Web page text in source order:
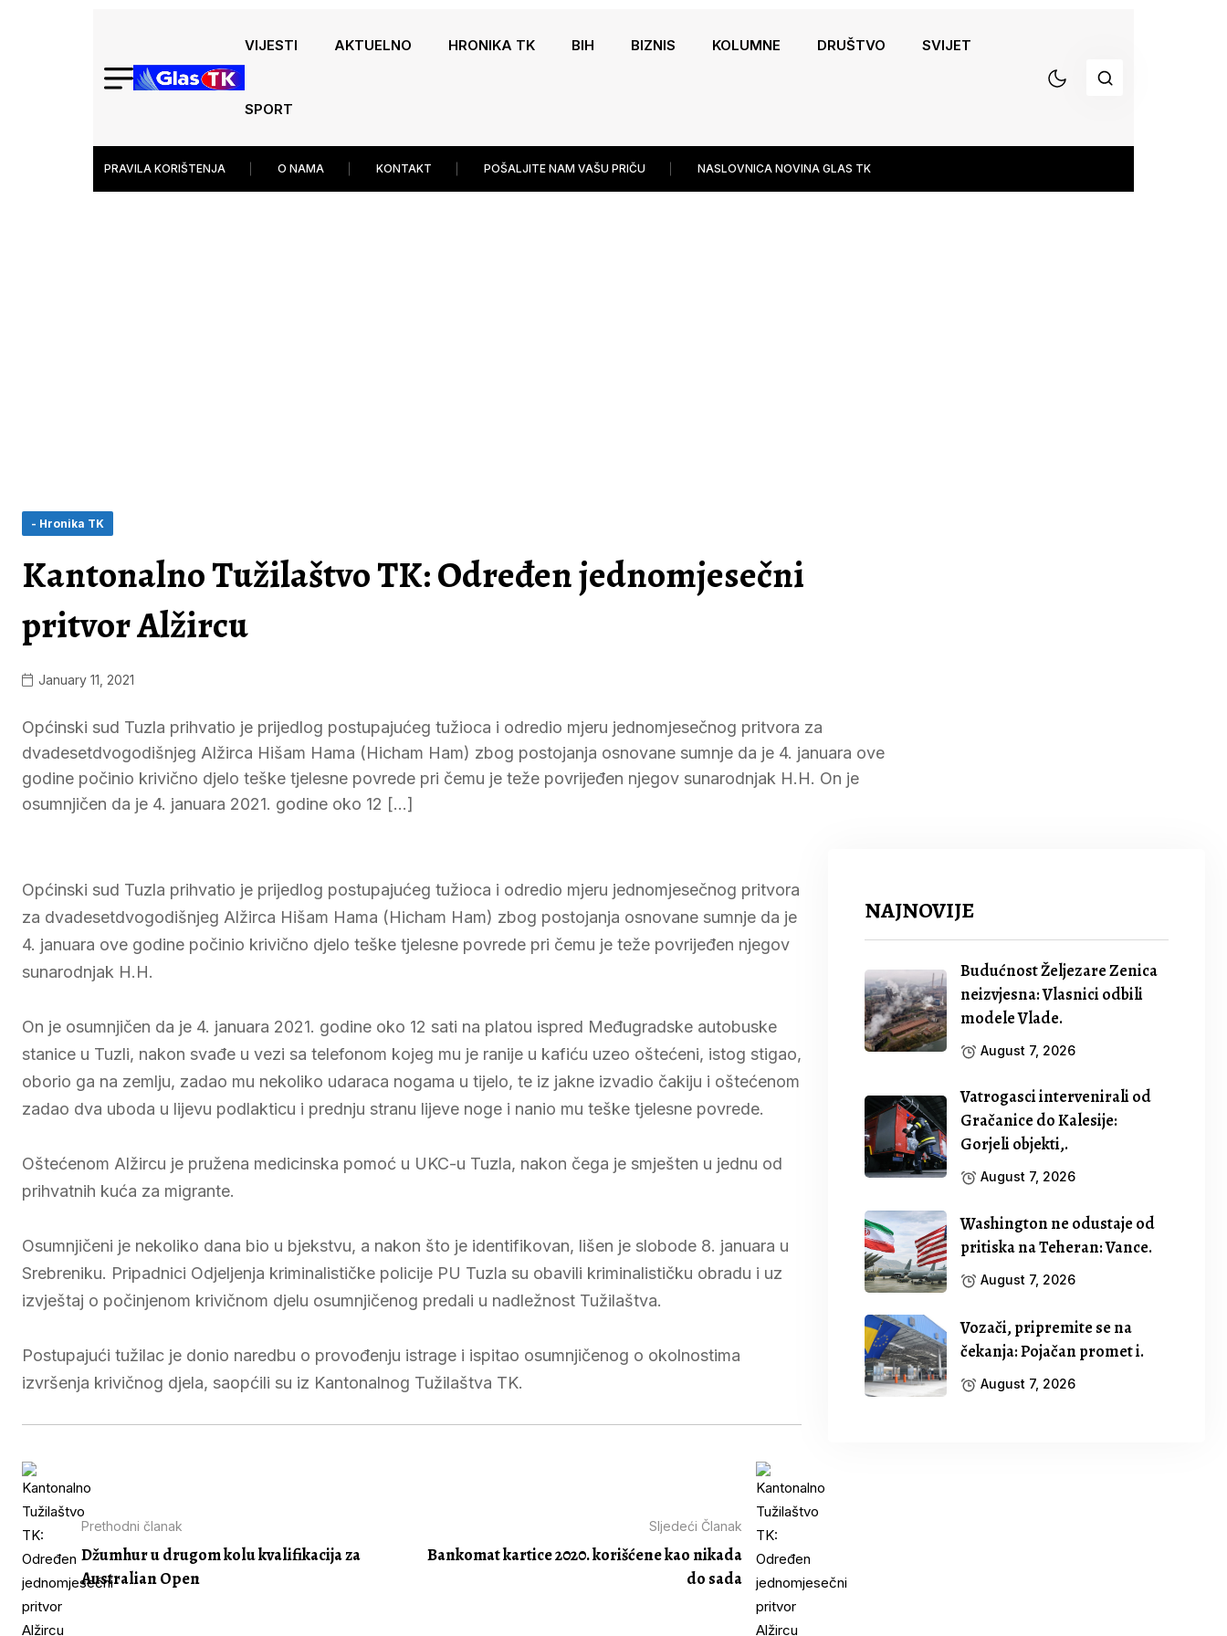
VIJESTI AKTUELNO HRONIKA TK BIH BIZNIS KOLUMNE DRUŠTVO SVIJET
SPORT
PRAVILA KORIŠTENJA O NAMA KONTAKT POŠALJITE NAM VAŠU PRIČU NASLOVNICA NOVINA GLAS TK
- Hronika TK
Kantonalno Tužilaštvo TK: Određen jednomjesečni
pritvor Alžircu
January 11, 2021
Općinski sud Tuzla prihvatio je prijedlog postupajućeg tužioca i odredio mjeru jednomjesečnog pritvora za
dvadesetdvogodišnjeg Alžirca Hišam Hama (Hicham Ham) zbog postojanja osnovane sumnje da je 4. januara ove
godine počinio krivično djelo teške tjelesne povrede pri čemu je teže povrijeđen njegov sunarodnjak H.H. On je
osumnjičen da je 4. januara 2021. godine oko 12 […]
Općinski sud Tuzla prihvatio je prijedlog postupajućeg tužioca i odredio mjeru jednomjesečnog pritvora
za dvadesetdvogodišnjeg Alžirca Hišam Hama (Hicham Ham) zbog postojanja osnovane sumnje da je
4. januara ove godine počinio krivično djelo teške tjelesne povrede pri čemu je teže povrijeđen njegov
sunarodnjak H.H.
On je osumnjičen da je 4. januara 2021. godine oko 12 sati na platou ispred Međugradske autobuske
stanice u Tuzli, nakon svađe u vezi sa telefonom kojeg mu je ranije u kafiću uzeo oštećeni, istog stigao,
oborio ga na zemlju, zadao mu nekoliko udaraca nogama u tijelo, te iz jakne izvadio čakiju i oštećenom
zadao dva uboda u lijevu podlakticu i prednju stranu lijeve noge i nanio mu teške tjelesne povrede.
Oštećenom Alžircu je pružena medicinska pomoć u UKC-u Tuzla, nakon čega je smješten u jednu od
prihvatnih kuća za migrante.
Osumnjičeni je nekoliko dana bio u bjekstvu, a nakon što je identifikovan, lišen je slobode 8. januara u
Srebreniku. Pripadnici Odjeljenja kriminalističke policije PU Tuzla su obavili kriminalističku obradu i uz
izvještaj o počinjenom krivičnom djelu osumnjičenog predali u nadležnost Tužilaštva.
Postupajući tužilac je donio naredbu o provođenju istrage i ispitao osumnjičenog o okolnostima
izvršenja krivičnog djela, saopćili su iz Kantonalnog Tužilaštva TK.
Prethodni članak
Džumhur u drugom kolu kvalifikacija za
Australian Open
Sljedeći Članak
Bankomat kartice 2020. korišćene kao nikada
do sada
NAJNOVIJE
Budućnost Željezare Zenica
neizvjesna: Vlasnici odbili
modele Vlade.
August 7, 2026
Vatrogasci intervenirali od
Gračanice do Kalesije:
Gorjeli objekti,.
August 7, 2026
Washington ne odustaje od
pritiska na Teheran: Vance.
August 7, 2026
Vozači, pripremite se na
čekanja: Pojačan promet i.
August 7, 2026